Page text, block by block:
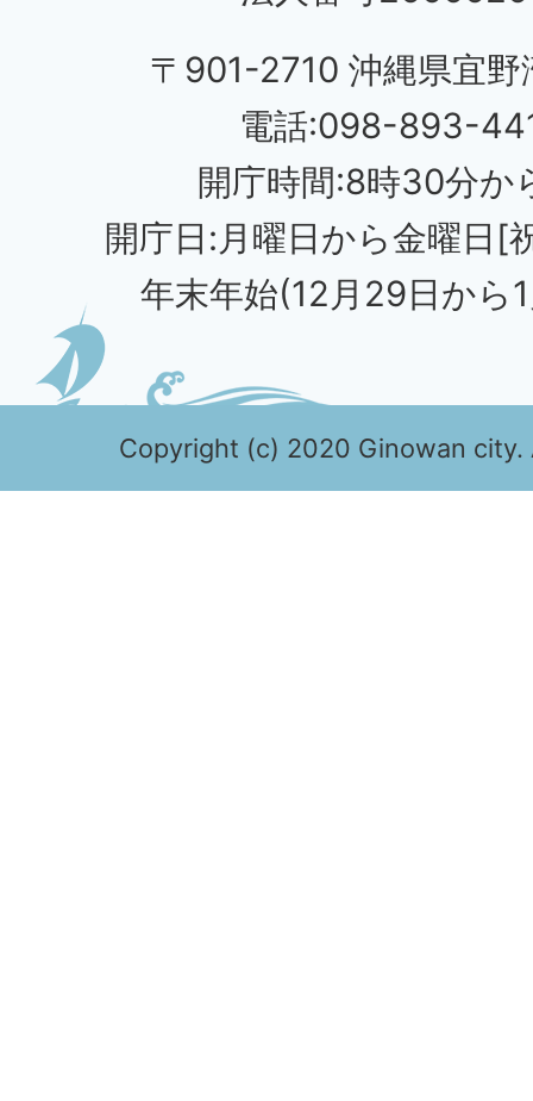
〒901-2710 沖縄県宜野
電話:098-893-
開庁時間:8時30分か
開庁日:月曜日から金曜日[
年末年始(12月29日から
Copyright (c) 2020 Ginowan city.